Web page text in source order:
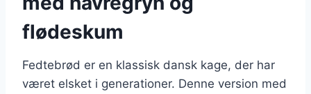
flødeskum
Fedtebrød er en klassisk dansk kage, der har
været elsket i generationer. Denne version med